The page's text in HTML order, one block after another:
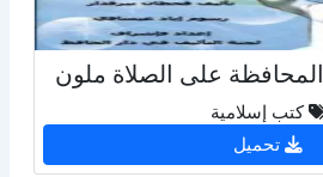
كتب إسلامية
تحميل